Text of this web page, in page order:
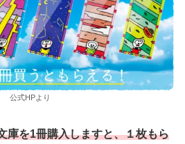
公式HPより
庫を1冊購入しますと、１枚もら